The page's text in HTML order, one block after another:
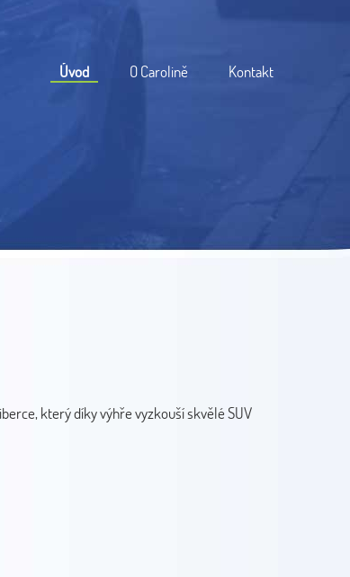
Úvod O Carolině Kontakt
který díky výhře vyzkouší skvělé SUV